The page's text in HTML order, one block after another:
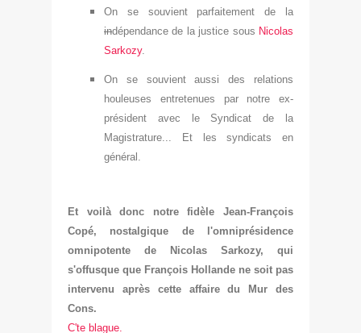
On se souvient parfaitement de la
indépendance de la justice sous Nicolas
Sarkozy.
On se souvient aussi des relations
houleuses entretenues par notre ex-
président avec le Syndicat de la
Magistrature... Et les syndicats en
général.
Et voilà donc notre fidèle Jean-François
Copé, nostalgique de l'omniprésidence
omnipotente de Nicolas Sarkozy, qui
s'offusque que François Hollande ne soit pas
intervenu après cette affaire du Mur des
Cons.
C'te blague.